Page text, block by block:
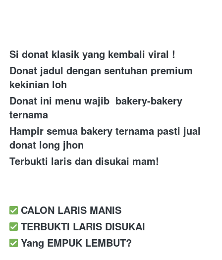
Si donat klasik yang kembali viral !
Donat jadul dengan sentuhan premium
kekinian loh
Donat ini menu wajib  bakery-bakery
ternama
Hampir semua bakery ternama pasti jual
donat long jhon
Terbukti laris dan disukai mam!
️ CALON LARIS MANIS
️ TERBUKTI LARIS DISUKAI
️ Yang EMPUK LEMBUT?